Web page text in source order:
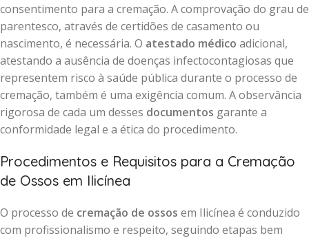
consentimento para a cremação. A comprovação do grau de
parentesco, através de certidões de casamento ou
nascimento, é necessária. O atestado médico adicional,
atestando a ausência de doenças infectocontagiosas que
representem risco à saúde pública durante o processo de
cremação, também é uma exigência comum. A observância
rigorosa de cada um desses documentos garante a
conformidade legal e a ética do procedimento.
Procedimentos e Requisitos para a Cremação
de Ossos em Ilicínea
O processo de cremação de ossos em Ilicínea é conduzido
com profissionalismo e respeito, seguindo etapas bem